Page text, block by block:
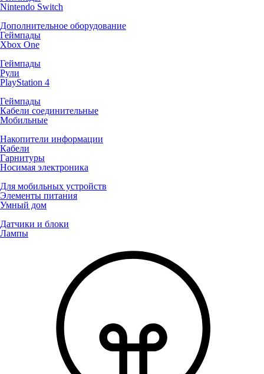
Nintendo Switch
Дополнительное оборудование
Геймпады
Xbox One
Геймпады
Рули
PlayStation 4
Геймпады
Кабели соединительные
Мобильные
Накопители информации
Кабели
Гарнитуры
Носимая электроника
Для мобильных устройств
Элементы питания
Умный дом
Датчики и блоки
Лампы